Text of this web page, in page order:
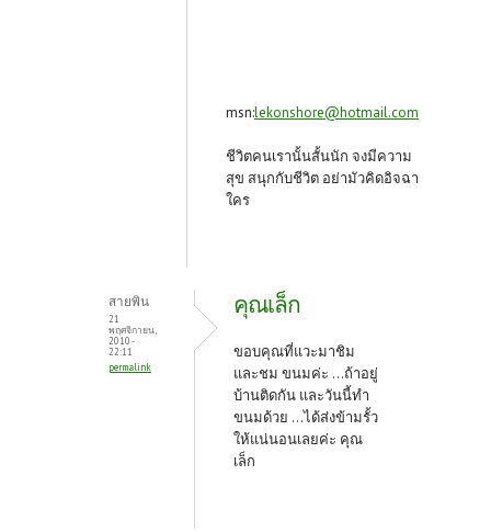
msn:lekonshore@hotmail.com
ชีวิตคนเรานั้นสั้นนัก จงมีความ
สุข สนุกกับชีวิต อย่ามัวคิดอิจฉา
ใคร
สายพิน
21
พฤศจิกายน,
2010 -
22:11
permalink
คุณเล็ก
ขอบคุณที่แวะมาชิม
และชม ขนมค่ะ ...ถ้าอยู่
บ้านติดกัน และวันนี้ทำ
ขนมด้วย ...ได้ส่งข้ามรั้ว
ให้แน่นอนเลยค่ะ คุณ
เล็ก